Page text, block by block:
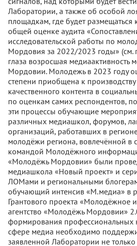
Лаборатории, а также об особой
площадкам, где будет размещаться
общей оценке аудита
исследовательской работы по
Мордовия за 2022/2023 годы» (см.
глаза возросшая медиаактивность
Мордовии. Молодежь в 2023 году
степени приобщена к
качественного контента в
по оценкам самих респондентов,
эти процессы обучающие
различных медиашкол, форумов,
организаций, работавших в
молодёжи региона, вовлечённой в
командой Молодёжного
«Молодёжь Мордовии» были
медиашкола «Новый проект» и
ЛОМами и региональными
обучающий интенсив «М.медиа» в
Грантового проекта «Молодёжное
агентство «Молодёжь Мордовии»
формирования профессиональных
сфере медиа необходимо
заявленной Лаборатории не